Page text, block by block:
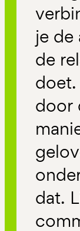
je
de
door
dat.